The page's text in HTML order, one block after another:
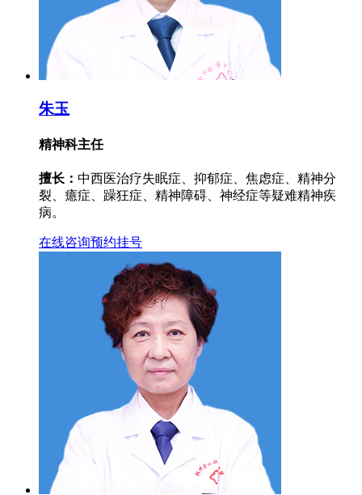
朱玉
精神科主任
擅长： 中西医治疗失眠症、抑郁症、焦虑症、精神分
裂、癔症、躁狂症、精神障碍、神经症等疑难精神疾
病。
在线咨询预约挂号